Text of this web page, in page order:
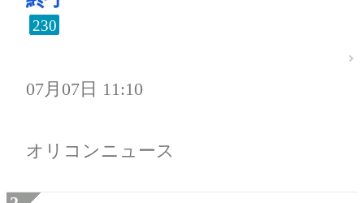
230
07月07日 11:10
オリコンニュース